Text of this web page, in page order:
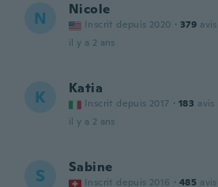
N Nicole
Inscrit depuis 2020 · 379 avis
il y a 2 ans
K Katia
Inscrit depuis 2017 · 183 avis
il y a 2 ans
S Sabine
Inscrit depuis 2016 · 485 avis